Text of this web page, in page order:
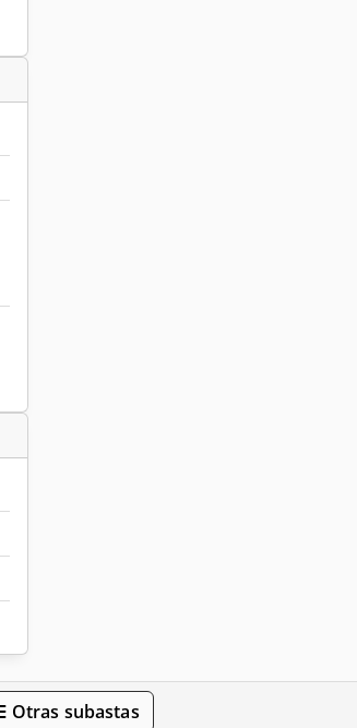
Otras subastas